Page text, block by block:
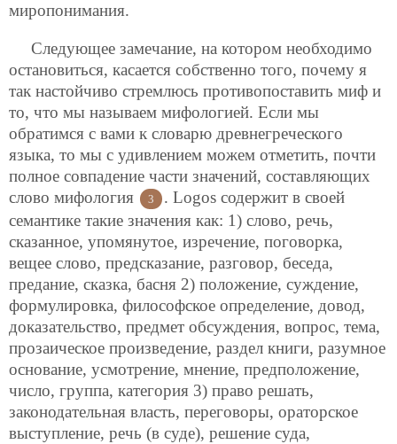
миропонимания.
Следующее замечание, на котором необходимо
остановиться, касается собственно того, почему я
так настойчиво стремлюсь противопоставить миф и
то, что мы называем мифологией. Если мы
обратимся с вами к словарю древнегреческого
языка, то мы с удивлением можем отметить, почти
полное совпадение части значений, составляющих
слово мифология
3
. Logos содержит в своей
семантике такие значения как: 1) слово, речь,
сказанное, упомянутое, изречение, поговорка,
вещее слово, предсказание, разговор, беседа,
предание, сказка, басня 2) положение, суждение,
формулировка, философское определение, довод,
доказательство, предмет обсуждения, вопрос, тема,
прозаическое произведение, раздел книги, разумное
основание, усмотрение, мнение, предположение,
число, группа, категория 3) право решать,
законодательная власть, переговоры, ораторское
выступление, речь (в суде), решение суда,